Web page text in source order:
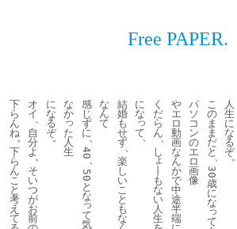
Free PAPER.
人
生
に
な
る
ぞ。
こ
の
ま
ま
だ
と、
30
歳
に
な
っ
て
パ
ソ
コ
ン
の
エ
ロ
画
像
や
エ
ロ
動
画
な
ん
か
で
中
途
半
端
く
だ
ら
ん、
し
ょ
も
な
い
人
生
に
な
っ
て、
結
婚
も
せ
ず
楽
し
い
こ
と
も
な
な
ん
て
感
じ
ず
に、
40、
50
と
な
っ
て
気
な
か
っ
た
人
生
に
な
る
ぞ。
オ
イ
自
分
よ。
そ
い
つ
が
お
前
下
ら
ん
ね。
下
ら
ん
こ
と
考
え
て